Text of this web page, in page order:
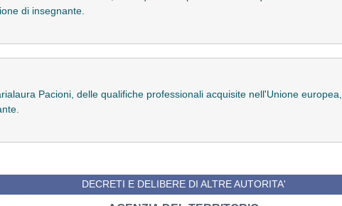
di insegnante.
Pacioni, delle qualifiche professionali acquisite nell'Unione
DECRETI E DELIBERE DI ALTRE AUTORITA'